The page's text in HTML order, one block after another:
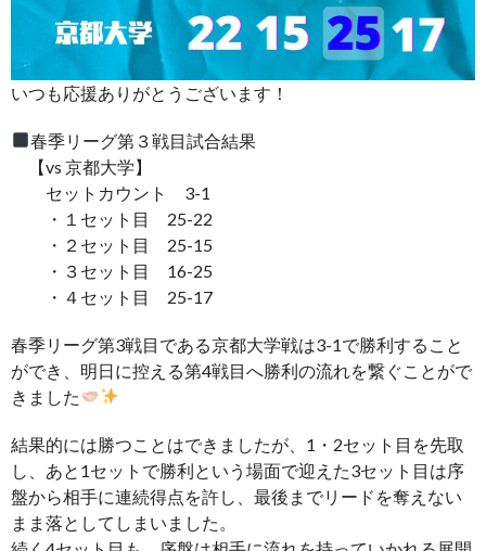
いつも応援ありがとうございます！
春季リーグ第３戦目試合結果
【vs 京都大学】
セットカウント 3-1
・１セット目 25-22
・２セット目 25-15
・３セット目 16-25
・４セット目 25-17
春季リーグ第3戦目である京都大学戦は3-1で勝利すること
ができ、明日に控える第4戦目へ勝利の流れを繋ぐことがで
きました
結果的には勝つことはできましたが、1・2セット目を先取
し、あと1セットで勝利という場面で迎えた3セット目は序
盤から相手に連続得点を許し、最後までリードを奪えない
まま落としてしまいました。